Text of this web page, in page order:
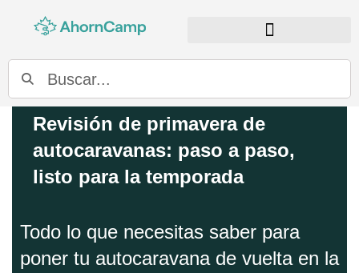
Revisión de primavera de
autocaravanas: paso a paso,
listo para la temporada
Todo lo que necesitas saber para
poner tu autocaravana de vuelta en la